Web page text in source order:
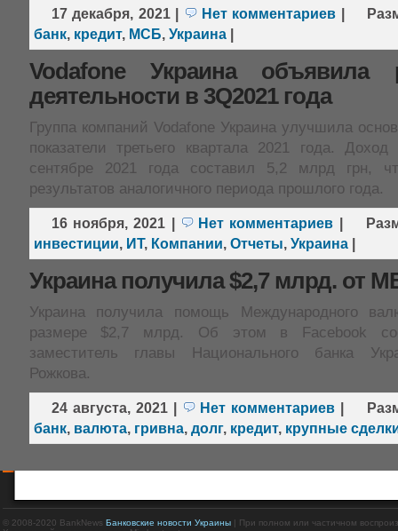
17 декабря, 2021| Нет комментариев
банк, кредит, МСБ, Украина|
Vodafone Украина объявила
деятельности в 3Q2021 года
Группа компаний Vodafone Украина улучшила
показатели третьего квартала 2021 года.
сентябре 2021 года составил 5,2 млрд грн,
результатов аналогичного периода прошлого года.
16 ноября, 2021 Нет комментариев
инвестиции, ИТ, Компании, Отчеты, Украина|
Украина получила $2,7 млрд. от
Украина получила помощь Международного
размере $2,7 млрд. Об этом в Facebook
заместитель главы Национального банка
Рожкова.
24 августа, 2021| Нет комментариев
банк, валюта, гривна, долг, кредит, крупные
© 2008-2020 BankNews Банковские новости Украины| При полном или частичном